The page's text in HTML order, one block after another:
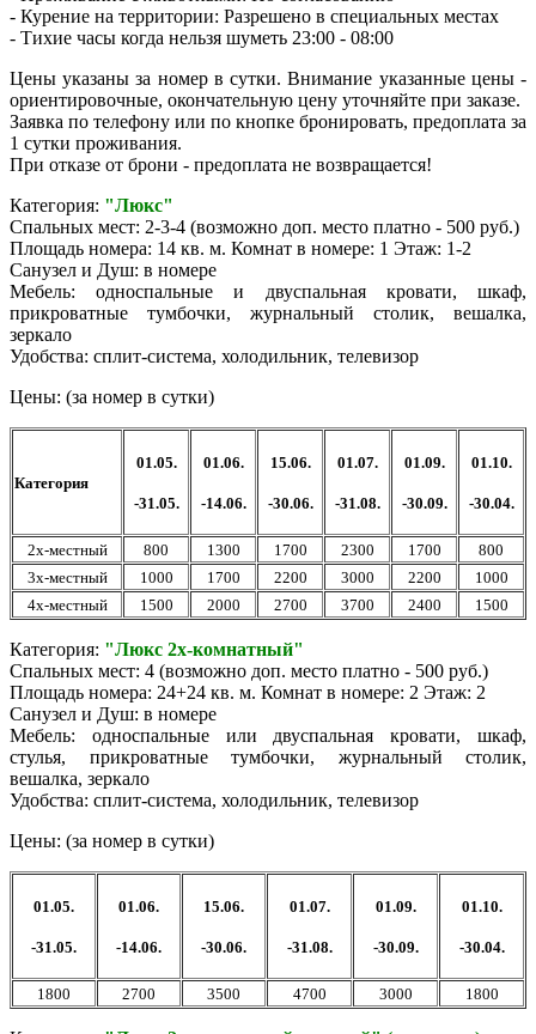
- Курение на территории: Разрешено в специальных местах
- Тихие часы когда нельзя шуметь 23:00 - 08:00
Цены указаны за номер в сутки. Внимание указанные цены -
ориентировочные, окончательную цену уточняйте при заказе.
Заявка по телефону или по кнопке бронировать, предоплата за
1 сутки проживания.
При отказе от брони - предоплата не возвращается!
Категория: "Люкс"
Спальных мест: 2-3-4 (возможно доп. место платно - 500 руб.)
Площадь номера: 14 кв. м. Комнат в номере: 1 Этаж: 1-2
Санузел и Душ: в номере
Мебель: односпальные и двуспальная кровати, шкаф,
прикроватные тумбочки, журнальный столик, вешалка,
зеркало
Удобства: сплит-система, холодильник, телевизор
Цены: (за номер в сутки)
Категория
01.05.
-31.05.
01.06.
-14.06.
15.06.
-30.06.
01.07.
-31.08.
01.09.
-30.09.
01.10.
-30.04.
2х-местный 800 1300 1700 2300 1700
800
3х-местный
1000 1700 2200 3000 2200
1000
4х-местный
1500 2000 2700 3700 2400 1500
Категория: "Люкс 2х-комнатный"
Спальных мест: 4 (возможно доп. место платно - 500 руб.)
Площадь номера: 24+24 кв. м. Комнат в номере: 2 Этаж: 2
Санузел и Душ: в номере
Мебель: односпальные или двуспальная кровати, шкаф,
стулья, прикроватные тумбочки, журнальный столик,
вешалка, зеркало
Удобства: сплит-система, холодильник, телевизор
Цены: (за номер в сутки)
01.05.
-31.05.
01.06.
-14.06.
15.06.
-30.06.
01.07.
-31.08.
01.09.
-30.09.
01.10.
-30.04.
1800 2700 3500 4700 3000 1800